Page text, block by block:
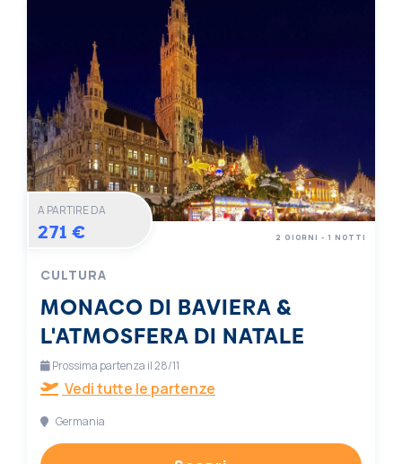
A PARTIRE DA
271 €
CULTURA
MONACO DI BAVIERA &
L'ATMOSFERA DI NATALE
2 GIORNI - 1 NOTTI
Prossima partenza il 28/11
Vedi tutte le partenze
Germania